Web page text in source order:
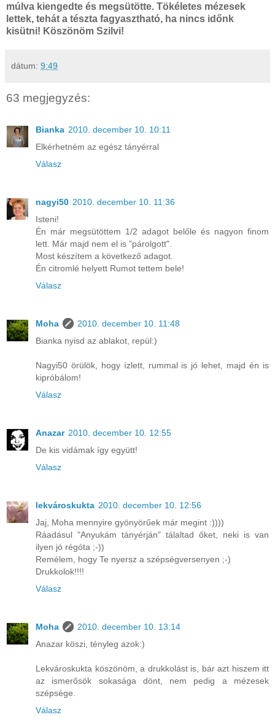
múlva kiengedte és megsütötte. Tökéletes mézesek
lettek, tehát a tészta fagyasztható, ha nincs időnk
kisütni! Köszönöm Szilvi!
dátum: 9:49
63 megjegyzés:
Bianka 2010. december 10. 10:11
Elkérhetném az egész tányérral
Válasz
nagyi50 2010. december 10. 11:36
Isteni!
Én már megsütöttem 1/2 adagot belőle és nagyon finom
lett. Már majd nem el is "párolgott".
Most készítem a következő adagot.
Én citromlé helyett Rumot tettem bele!
Válasz
Moha
2010. december 10. 11:48
Bianka nyisd az ablakot, repül:)
Nagyi50 örülök, hogy ízlett, rummal is jó lehet, majd én is
kipróbálom!
Válasz
Anazar 2010. december 10. 12:55
De kis vidámak így együtt!
Válasz
lekvároskukta 2010. december 10. 12:56
Jaj, Moha mennyire gyönyörűek már megint :))))
Ráadásul "Anyukám tányérján" tálaltad őket, neki is van
ilyen jó régóta ;-))
Remélem, hogy Te nyersz a szépségversenyen ;-)
Drukkolok!!!!
Válasz
Moha
2010. december 10. 13:14
Anazar köszi, tényleg azok:)
Lekvároskukta köszönöm, a drukkolást is, bár azt hiszem itt
az ismerősök sokasága dönt, nem pedig a mézesek
szépsége.
Válasz